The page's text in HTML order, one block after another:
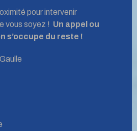
pour intervenir
vous soyez ! Un appel ou
s’occupe du reste !